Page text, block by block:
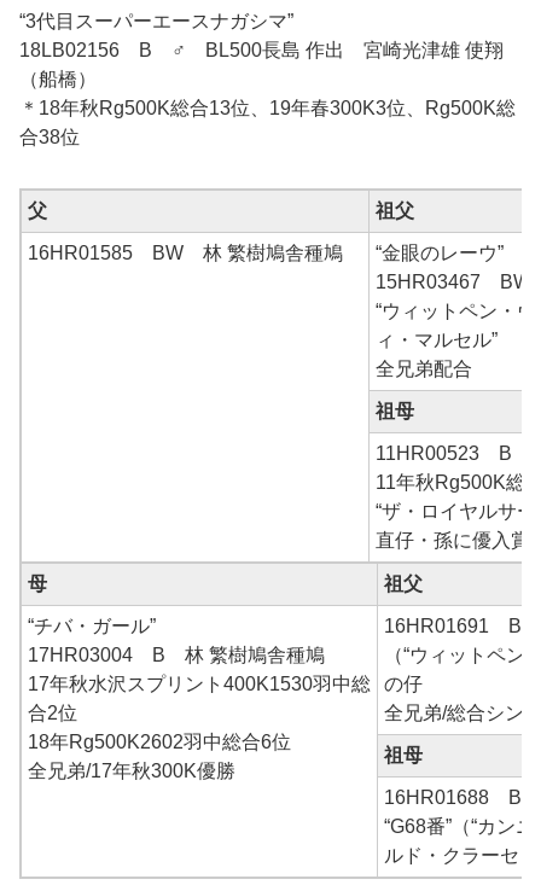
“3代目スーパーエースナガシマ”
18LB02156 B ♂ BL500長島 作出 宮崎光津雄 使翔
（船橋）
＊18年秋Rg500K総合13位、19年春300K3位、Rg500K総
合38位
父 祖父
16HR01585 BW 林 繁樹鳩舎種鳩
“金眼のレーウ”
15HR03467 BW
“ウィットペン・
ィ・マルセル”
全兄弟配合
祖母
11HR00523 B
11年秋Rg500K総
“ザ・ロイヤルサー
直仔・孫に優入賞
母 祖父
“チバ・ガール”
17HR03004 B 林 繁樹鳩舎種鳩
17年秋水沢スプリント400K1530羽中総
合2位
18年Rg500K2602羽中総合6位
全兄弟/17年秋300K優勝
16HR01691
（“ウィットペン
の仔
全兄弟/総合シン
祖母
16HR01688 BC
“G68番”（“カン
ルド・クラーセ